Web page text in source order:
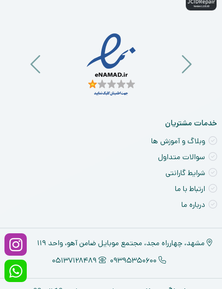
خدمات مشتریان
وبلاگ و آموزش ها
سوالات متداول
شرایط گارانتی
ارتباط با ما
درباره ما
مشهد، چهارراه مجد، مجتمع موبایل ضامن آهو، واحد ۱۱۹
09395350600
05137128489